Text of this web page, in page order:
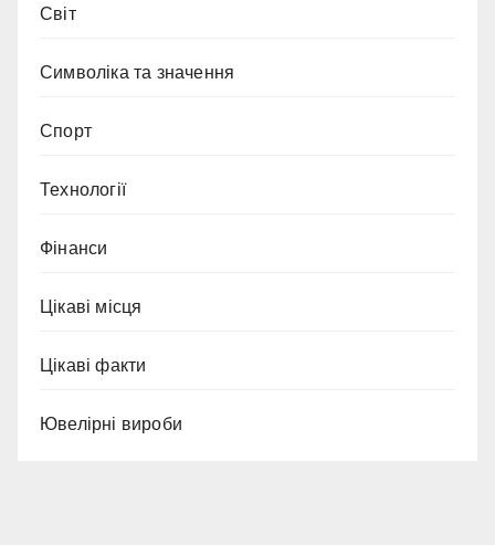
Світ
Символіка та значення
Спорт
Технології
Фінанси
Цікаві місця
Цікаві факти
Ювелірні вироби